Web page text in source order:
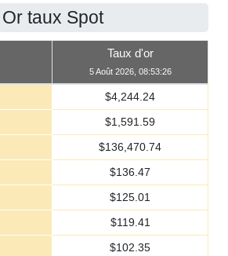
Or taux Spot
Taux d'or
5 Août 2026, 08:53:26
$4,244.24
$1,591.59
$136,470.74
$136.47
$125.01
$119.41
$102.35